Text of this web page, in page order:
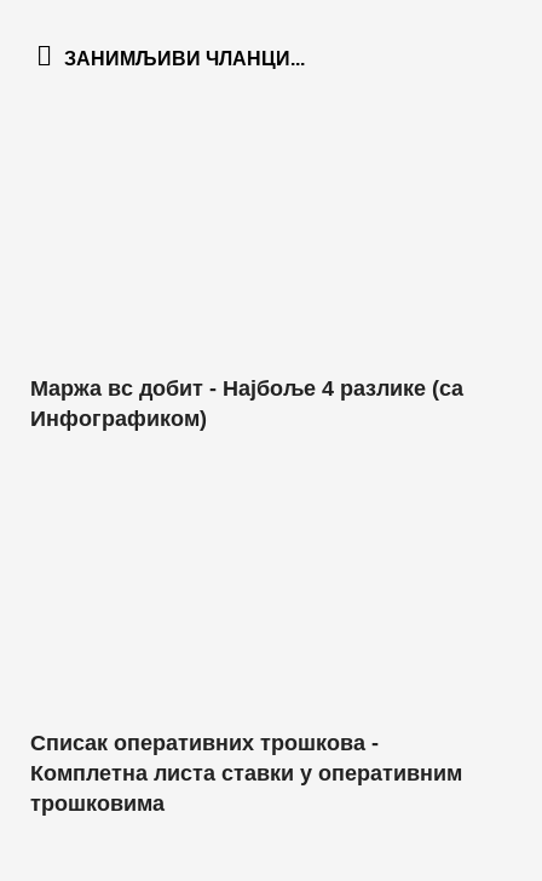
ЗАНИМЉИВИ ЧЛАНЦИ...
Маржа вс добит - Најбоље 4 разлике (са
Инфографиком)
Списак оперативних трошкова -
Комплетна листа ставки у оперативним
трошковима